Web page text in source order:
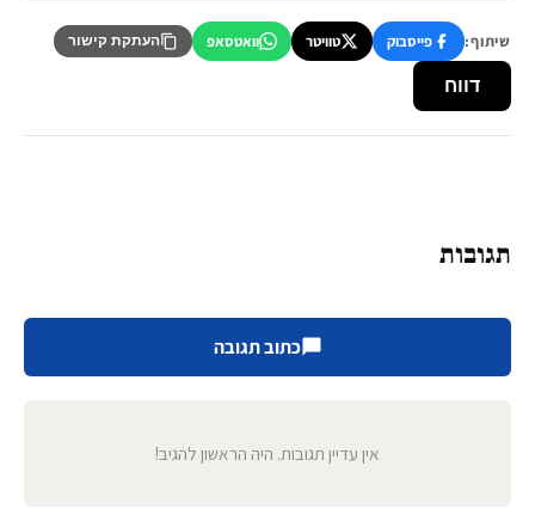
שיתוף: פייסבוק טוויטר וואטסאפ העתקת קישור
דווח
תגובות
כתוב תגובה
אין עדיין תגובות. היה הראשון להגיב!